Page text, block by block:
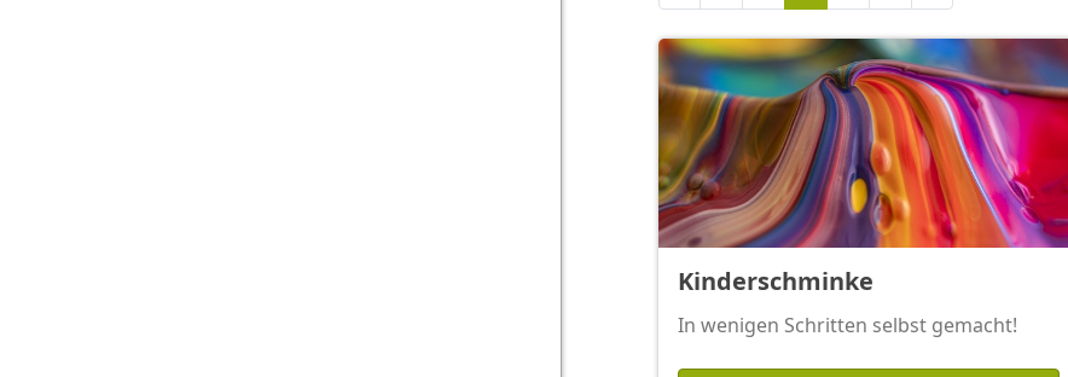
Kinderschminke
In wenigen Schritten selbst gemacht!